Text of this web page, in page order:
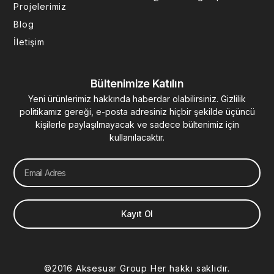
Projelerimiz
Blog
İletişim
Bültenimize Katılın
Yeni ürünlerimiz hakkında haberdar olabilirsiniz. Gizlilik
politikamız gereği, e-posta adresiniz hiçbir şekilde üçüncü
kişilerle paylaşılmayacak ve sadece bültenimiz için
kullanılacaktır.
Email
Kayıt Ol
©2016 Aksesuar Group Her hakkı saklıdır.